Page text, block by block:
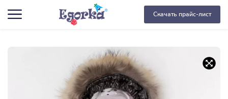
Скачать прайс-лист